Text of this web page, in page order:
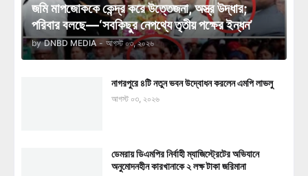
জমি মাপজোককে কেন্দ্র করে উত্তেজনা, অস্ত্র উদ্ধার;
পরিবার বলছে—‘সবকিছুর নেপথ্যে তৃতীয় পক্ষের ইন্ধন’
by DNBD MEDIA - আগস্ট ০৩, ২০২৬
নাগরপুরে ৪টি নতুন ভবন উদ্বোধন করলেন এমপি লাভলু
আগস্ট ০৩, ২০২৬
ডেমরায় ডিএমপির নির্বাহী ম্যাজিস্ট্রেটের অভিযানে
অনুমোদনহীন কারখানাকে ২ লক্ষ টাকা জরিমানা